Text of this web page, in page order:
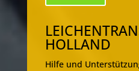
HOLLAND
Hilfe und